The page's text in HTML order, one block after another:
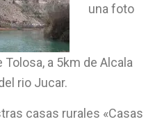
una foto
a 5km de Alcala
rio Jucar.
casas rurales «Casas